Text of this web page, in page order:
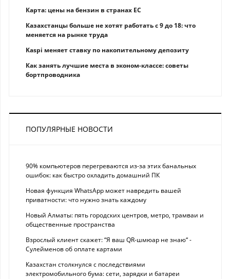
Карта: цены на бензин в странах ЕС
Казахстанцы больше не хотят работать с 9 до 18: что
меняется на рынке труда
Kaspi меняет ставку по накопительному депозиту
Как занять лучшие места в эконом-классе: советы
бортпроводника
ПОПУЛЯРНЫЕ НОВОСТИ
90% компьютеров перегреваются из-за этих банальных
ошибок: как быстро охладить домашний ПК
Новая функция WhatsApp может навредить вашей
приватности: что нужно знать каждому
Новый Алматы: пять городских центров, метро, трамваи и
общественные пространства
Взрослый клиент скажет: “Я ваш QR-шмюар не знаю“ -
Сулейменов об оплате картами
Казахстан столкнулся с последствиями
электромобильного бума: сети, зарядки и батареи